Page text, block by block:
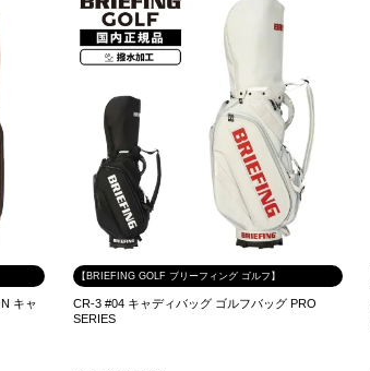
キャ
【BRIEFING GOLF ブリーフィング ゴルフ】
CR-3 #04 キャディバッグ ゴルフバッグ PRO
SERIES